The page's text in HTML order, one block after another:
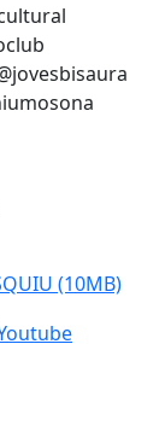
(10MB)